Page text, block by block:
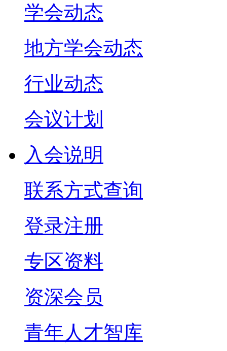
学会动态
地方学会动态
行业动态
会议计划
入会说明
联系方式查询
登录注册
专区资料
资深会员
青年人才智库